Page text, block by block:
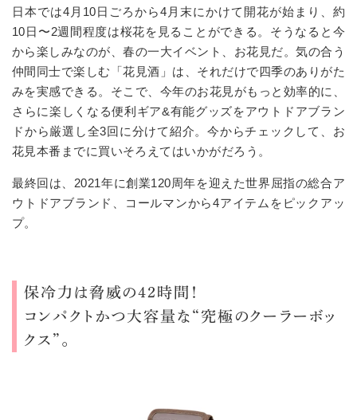
日本では4月10日ごろから4月末にかけて開花が始まり、約
10日〜2週間程度は桜花を見ることができる。そうなると今
から楽しみなのが、春の一大イベント、お花見だ。気の合う
仲間同士で楽しむ「花見酒」は、それだけで四季のありがた
みを実感できる。そこで、今年のお花見がもっと効率的に、
さらに楽しくなる便利ギア&有能グッズをアウトドアブラン
ドから厳選し全3回に分けて紹介。今からチェックして、お
花見本番までに買いそろえてはいかがだろう。
最終回は、 2021年に創業120周年を迎えた世界屈指の総合ア
ウトドアブランド、コールマンから4アイテムをピックアッ
プ。
保冷力は脅威の42時間！
コンパクトかつ大容量な“究極のクーラーボッ
クス”。